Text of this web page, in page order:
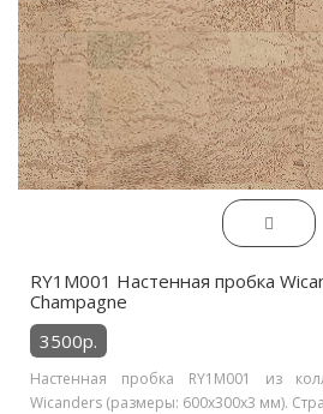
RY1M001 Настенная пробка
Champagne
3500р.
Настенная пробка RY1M001 из
Wicanders (размеры: 600x300x3 мм).